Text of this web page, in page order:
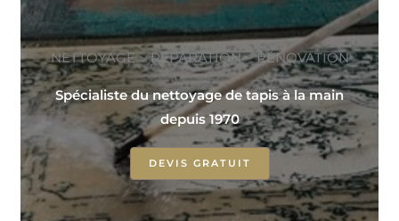
NETTOYAGE ~ RÉPARATION ~ RÉNOVATION
Spécialiste du nettoyage de tapis à la main
depuis 1970
DEVIS GRATUIT